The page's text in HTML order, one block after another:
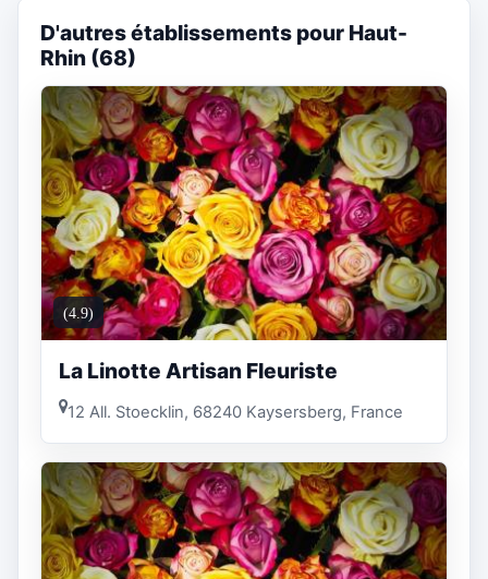
D'autres établissements pour Haut-
Rhin (68)
(4.9)
La Linotte Artisan Fleuriste
12 All. Stoecklin, 68240 Kaysersberg, France